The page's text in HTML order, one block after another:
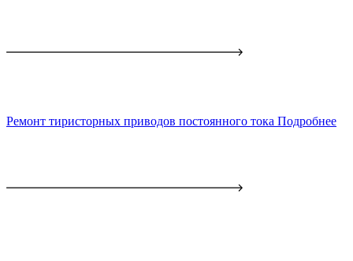
Ремонт тиристорных приводов постоянного тока Подробнее